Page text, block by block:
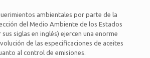
ambientales por parte de la
del Medio Ambiente de los Estados
sus siglas en inglés) ejercen una enorme
de las especificaciones de aceites
al control de emisiones.